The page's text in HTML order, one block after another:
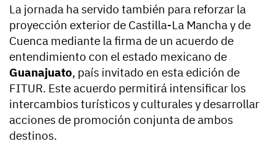
La jornada ha servido también para reforzar la
proyección exterior de Castilla-La Mancha y de
Cuenca mediante la firma de un acuerdo de
entendimiento con el estado mexicano de
Guanajuato, país invitado en esta edición de
FITUR. Este acuerdo permitirá intensificar los
intercambios turísticos y culturales y desarrollar
acciones de promoción conjunta de ambos
destinos.